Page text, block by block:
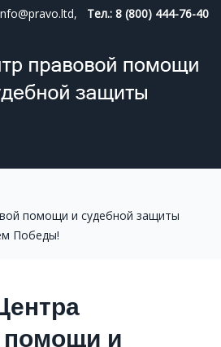
Тел.: 8 (800) 444-76-40
помощи и судебной защиты
Победы!
помощи и